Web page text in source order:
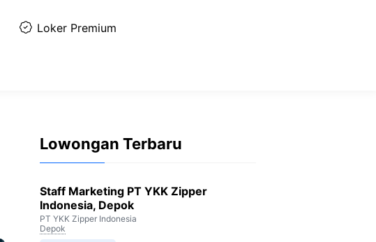
Loker Premium
Lowongan Terbaru
Staff Marketing PT YKK Zipper
Indonesia, Depok
PT YKK Zipper Indonesia
Depok